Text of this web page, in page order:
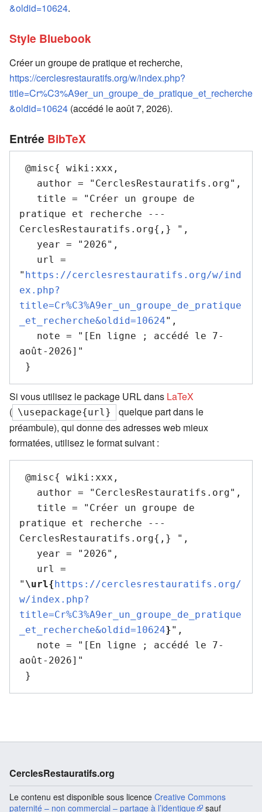
&oldid=10624.
Style Bluebook
Créer un groupe de pratique et recherche,
https://cerclesrestauratifs.org/w/index.php?
title=Cr%C3%A9er_un_groupe_de_pratique_et_recherche
&oldid=10624 (accédé le août 7, 2026).
Entrée BibTeX
pratique et recherche ---
CerclesRestauratifs.org{,} ",
" https://cerclesrestauratifs.org/w/ind
ex.php?
title=Cr%C3%A9er_un_groupe_de_pratique
_et_recherche&oldid=10624",
août-2026]"
Si vous utilisez le package URL dans LaTeX
( \usepackage{url}
quelque part dans le
préambule), qui donne des adresses web mieux
formatées, utilisez le format suivant :
pratique et recherche ---
CerclesRestauratifs.org{,} ",
" \url{ https://cerclesrestauratifs.org/
w/index.php?
title=Cr%C3%A9er_un_groupe_de_pratique
_et_recherche&oldid=10624}",
août-2026]"
CerclesRestauratifs.org
Le contenu est disponible sous licence Creative Commons
paternité – non commercial – partage à l’identique
sauf